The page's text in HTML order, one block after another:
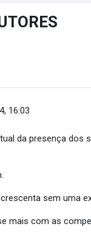
16:03
da presença dos
sem uma
mais com as